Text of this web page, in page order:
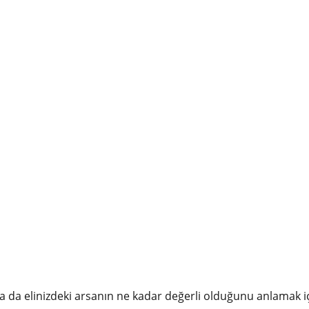
da elinizdeki arsanın ne kadar değerli olduğunu anlamak